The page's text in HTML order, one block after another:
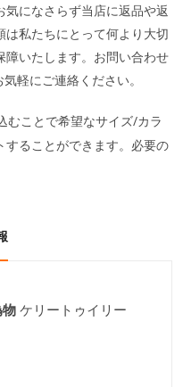
になさらず当店に返品や返
私たちにとって何より大切
障いたします。お問い合わせ
気軽にご連絡ください。
むことで希望なサイズ/カラ
することができます。必要の
ケリートゥイリー